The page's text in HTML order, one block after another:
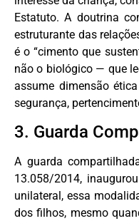
Estatuto. A doutrina
estruturante das
é o “cimento que
não o biológico — que
assume dimensão
segurança,
3. Guarda
A guarda
13.058/2014,
unilateral, essa
dos filhos, mesmo